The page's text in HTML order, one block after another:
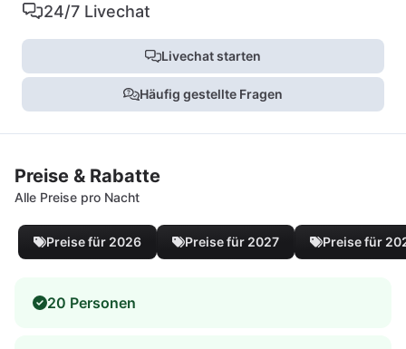
24/7 Livechat
Livechat starten
Häufig gestellte Fragen
Preise & Rabatte
Alle Preise pro Nacht
Preise für 2026 Preise für 2027 Preise für
20 Personen